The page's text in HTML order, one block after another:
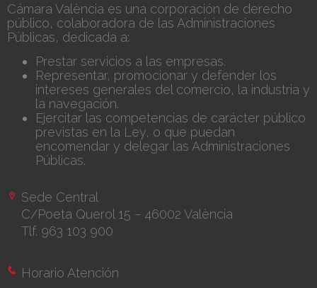
Cámara València es una corporación de derecho
público, colaboradora de las Administraciones
Públicas, dedicada a:
Prestar servicios a las empresas.
Representar, promocionar y defender los
intereses generales del comercio, la industria y
la navegación.
Ejercitar las competencias de carácter público
previstas en la Ley, o que puedan
encomendar y delegar las Administraciones
Públicas.
Sede Central
C/Poeta Querol 15 – 46002 València
Tlf. 963 103 900
Horario Atención